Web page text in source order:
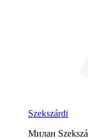
Szekszárdi
Милан